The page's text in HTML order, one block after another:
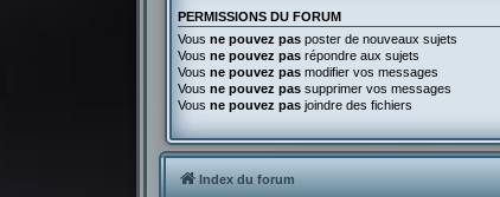
PERMISSIONS DU FORUM
Vousne pouvez pas poster de nouveaux sujets
Vousne pouvez pas répondre aux sujets
Vousne pouvez pas modifier vos messages
Vousne pouvez pas supprimer vos messages
Vousne pouvez pas joindre des fichiers
Index du forum